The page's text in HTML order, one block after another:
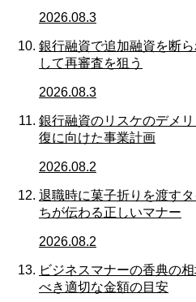
2026.08.3
銀行融資で追加融資を断
して再審査を狙う
2026.08.3
銀行融資のリスケのデメ
復に向けた事業計画
2026.08.2
退職時に菓子折りを渡す
ちが伝わる正しいマナー
2026.08.2
ビジネスマナーの香典の
べき適切な金額の目安